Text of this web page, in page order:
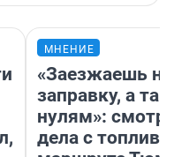
МНЕНИЕ
«Заезжаешь на
заправку, а
нулям»:
дела с